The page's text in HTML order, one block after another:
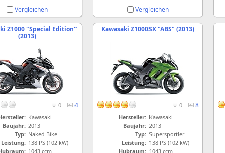
Vergleichen Vergleichen
Z1000 "Special Edition"
(2013)
4
0
Kawasaki
Baujahr: 2013
Typ: Naked Bike
Leistung: 138 PS (102 kW)
1043 ccm
Kawasaki Z1000SX "ABS" (2013)
8
0
Hersteller: Kawasaki
Baujahr: 2013
Typ: Supersportler
Leistung: 138 PS (102 kW)
Hubraum: 1043 ccm